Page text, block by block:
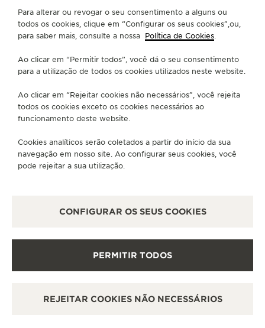
IR PARA A PÁGINA DO INSTAGRAM DA
IR PARA A PÁGINA DO LINKEDIN DA
IR PARA A PÁGINA DO FACEBOOK
IR PARA A PÁGINA DO
IR PARA A PÁGINA DO
VÁ PARA A
SOBRE NÓS
SERVIÇOS
FALE CONOSCO
GERENCIAR A MINHA ACESSIBILIDADE
Para alterar ou revogar o seu consentimento a alguns ou
todos os cookies, clique em “Configurar os seus cookies”,ou,
para saber mais, consulte a nossa Política de Cookies.
Ao clicar em “Permitir todos”, você dá o seu consentimento
para a utilização de todos os cookies utilizados neste website.
Ao clicar em “Rejeitar cookies não necessários”, você rejeita
todos os cookies exceto os cookies necessários ao
funcionamento deste website.
Cookies analíticos serão coletados a partir do início da sua
navegação em nosso site. Ao configurar seus cookies, você
pode rejeitar a sua utilização.
CONFIGURAR OS SEUS COOKIES
PERMITIR TODOS
REJEITAR COOKIES NÃO NECESSÁRIOS